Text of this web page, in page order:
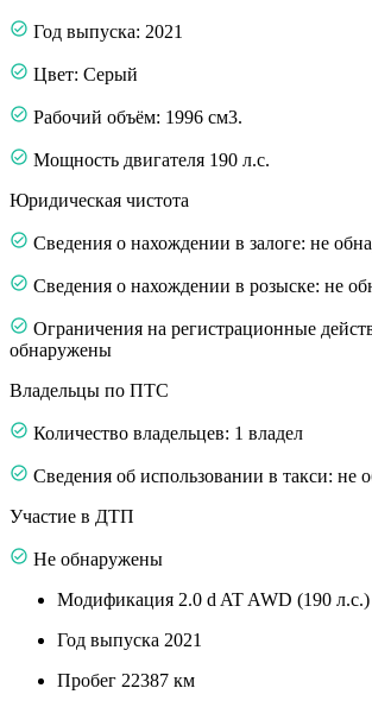
Год выпуска: 2021
Цвет: Серый
Рабочий объём: 1996 см3.
Мощность двигателя 190 л.с.
Юридическая чистота
Сведения о нахождении в залоге: не
Сведения о нахождении в розыске: не
Ограничения на регистрационные
обнаружены
Владельцы по ПТС
Количество владельцев: 1 владел
Сведения об использовании в такси: не
Участие в ДТП
Не обнаружены
Модификация 2.0 d AT AWD (190
Год выпуска 2021
Пробег 22387 км